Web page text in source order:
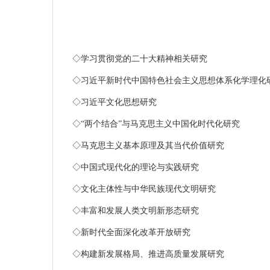
◇学习贯彻党的二十大精神相关研究
◇习近平新时代中国特色社会主义思想体系化学理化
◇习近平文化思想研究
◇“两个结合”与马克思主义中国化时代化研究
◇马克思主义基本原理及其当代价值研究
◇中国式现代化的理论与实践研究
◇文化主体性与中华民族现代文明研究
◇丰富和发展人类文明新形态研究
◇新时代全面深化改革开放研究
◇构建新发展格局、推进高质量发展研究